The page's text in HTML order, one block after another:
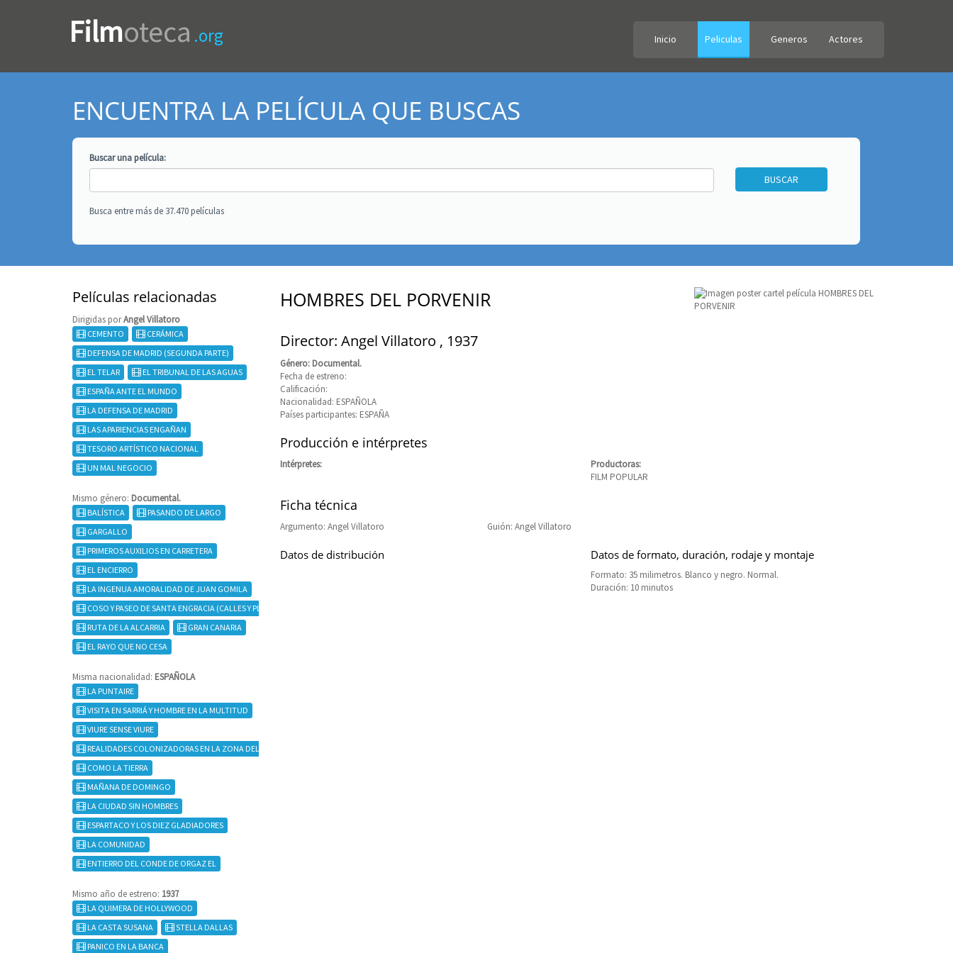
Filmoteca .org Inicio Peliculas Generos Actores
ENCUENTRA LA PELÍCULA QUE BUSCAS
Buscar unapelícula:
Busca entre más de 37.470 películas
Películas relacionadas
Dirigidas porAngel Villatoro
CEMENTO
CERÁMICA
DEFENSA DE MADRID (SEGUNDA PARTE)
EL TELAR
EL TRIBUNAL DE LAS AGUAS
ESPAÑA ANTE EL MUNDO
LA DEFENSA DE MADRID
LAS APARIENCIAS ENGAÑAN
TESORO ARTÍSTICO NACIONAL
UN MAL NEGOCIO
Mismo género: Documental.
BALÍSTICA
PASANDO DE LARGO
GARGALLO
PRIMEROS AUXILIOS EN CARRETERA
EL ENCIERRO
LA INGENUA AMORALIDAD DE JUAN GOMILA
COSO Y PASEO DE SANTA ENGRACIA (CALLES Y PLAZAS DE ZARAGOZA)
RUTA DE LA ALCARRIA
GRAN CANARIA
EL RAYO QUE NO CESA
Misma nacionalidad: ESPAÑOLA
LA PUNTAIRE
VISITA EN SARRIÁ Y HOMBRE EN LA MULTITUD
VIURE SENSE VIURE
REALIDADES COLONIZADORAS EN LA ZONA DEL GUADALCACÍN
COMO LA TIERRA
MAÑANA DE DOMINGO
LA CIUDAD SIN HOMBRES
ESPARTACO Y LOS DIEZ GLADIADORES
LA COMUNIDAD
ENTIERRO DEL CONDE DE ORGAZ EL
Mismo año de estreno: 1937
LA QUIMERA DE HOLLYWOOD
LA CASTA SUSANA
STELLA DALLAS
PANICO EN LA BANCA
HOMBRES DEL PORVENIR
Director: Angel Villatoro , 1937
Género: Documental.
Fecha de estreno:
Calificación:
Nacionalidad: ESPAÑOLA
Países participantes: ESPAÑA
Producción e intérpretes
Intérpretes:
Productoras:
FILM POPULAR
Ficha técnica
Argumento: Angel Villatoro Guión: Angel Villatoro
Datos de distribución Datos de formato, duración, rodaje y montaje
Formato: 35 milimetros. Blanco y negro. Normal.
Duración: 10 minutos